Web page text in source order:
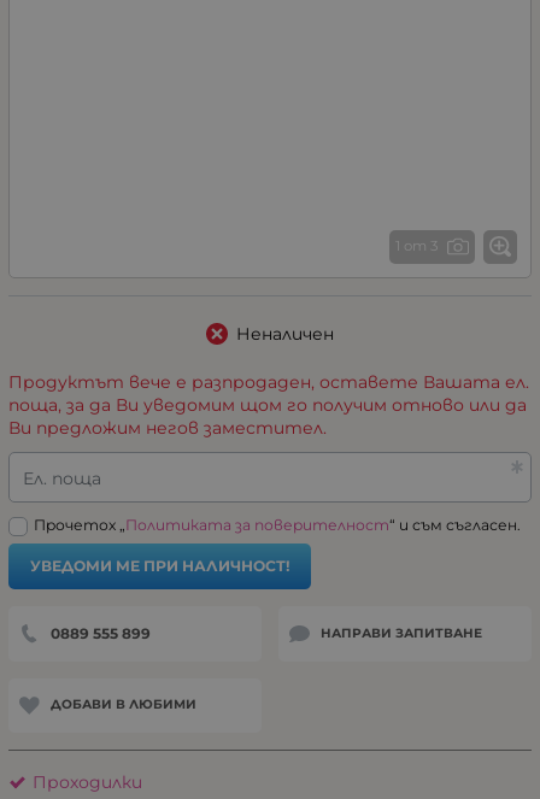
1 от 3
Неналичен
Продуктът вече е разпродаден, оставете Вашата ел.
поща, за да Ви уведомим щом го получим отново или да
Ви предложим негов заместител.
Ел. поща
Прочетох „Политиката за поверителност“ и съм съгласен.
УВЕДОМИ МЕ ПРИ НАЛИЧНОСТ!
0889 555 899 НАПРАВИ ЗАПИТВАНЕ
ДОБАВИ В ЛЮБИМИ
Проходилки